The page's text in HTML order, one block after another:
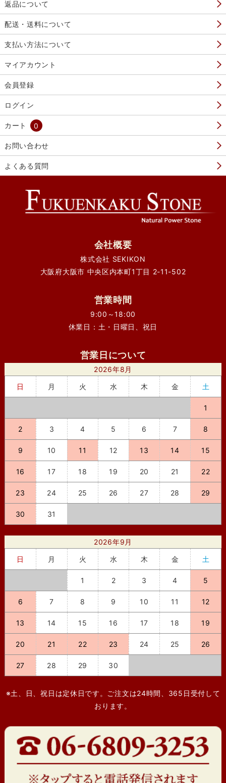
返品について
配送・送料について
支払い方法について
マイアカウント
会員登録
ログイン
カート 0
お問い合わせ
よくある質問
会社概要
株式会社 SEKIKON
大阪府大阪市 中央区内本町1丁目 2-11-502
営業時間
9:00～18:00
休業日：土・日曜日、祝日
営業日について
2026年8月
日
月 火 水 木 金 土
1
2 3 4 5 6 7 8
9 10 11 12 13 14 15
16 17 18 19 20 21 22
23 24 25 26 27 28 29
30 31
2026年9月
日
月 火 水 木 金 土
1 2 3 4 5
6 7 8 9 10 11 12
13 14 15 16 17 18 19
20 21 22 23 24 25 26
27 28 29 30
※土、日、祝日は定休日です。ご注文は24時間、365日受付して
おります。